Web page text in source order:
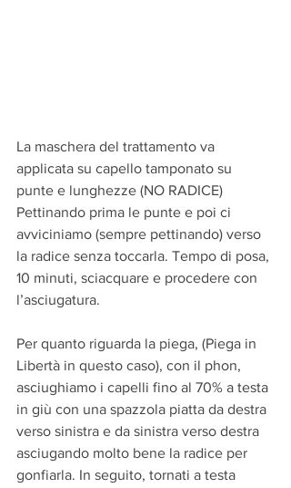
La maschera del trattamento va
applicata su capello tamponato su
punte e lunghezze (NO RADICE)
Pettinando prima le punte e poi ci
avviciniamo (sempre pettinando) verso
la radice senza toccarla. Tempo di posa,
10 minuti, sciacquare e procedere con
l’asciugatura.
Per quanto riguarda la piega, (Piega in
Libertà in questo caso), con il phon,
asciughiamo i capelli fino al 70% a testa
in giù con una spazzola piatta da destra
verso sinistra e da sinistra verso destra
asciugando molto bene la radice per
gonfiarla. In seguito, tornati a testa